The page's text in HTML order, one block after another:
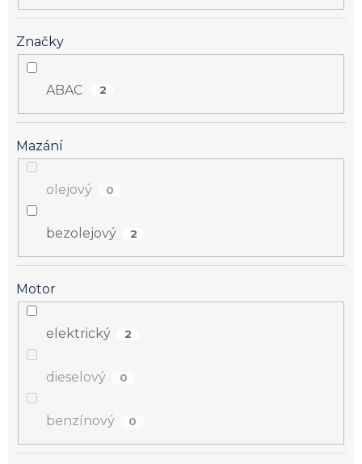
Značky
ABAC 2
Mazání
olejový 0
bezolejový 2
Motor
elektrický 2
dieselový 0
benzínový 0